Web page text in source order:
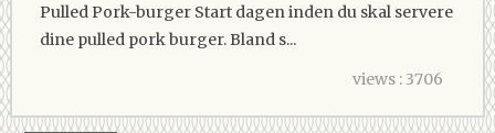
Pulled Pork-burger Start dagen inden du skal servere
dine pulled pork burger. Bland s...
views : 3706